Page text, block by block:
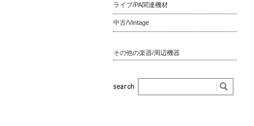
ライブ/PA関連機材
中古/Vintage
その他の楽器/周辺機器